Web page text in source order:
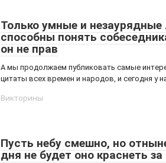
Только умные и
способны понять
он не прав
А мы продолжаем публиковать самые
цитаты всех времен и народов, и сегодня у
Викторины
Пусть небу смешно, но
дня не будет оно краснеть